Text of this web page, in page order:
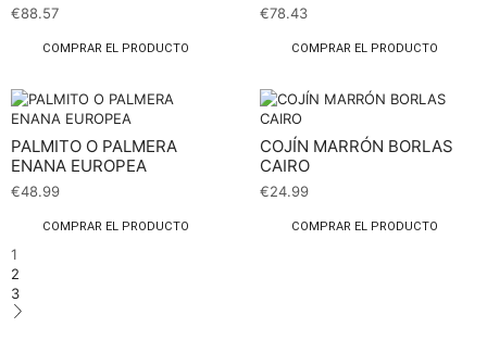
€88.57
COMPRAR EL PRODUCTO
€78.43
COMPRAR EL PRODUCTO
PALMITO O PALMERA
ENANA EUROPEA
€48.99
COMPRAR EL PRODUCTO
COJÍN MARRÓN BORLAS
CAIRO
€24.99
COMPRAR EL PRODUCTO
1
2
3